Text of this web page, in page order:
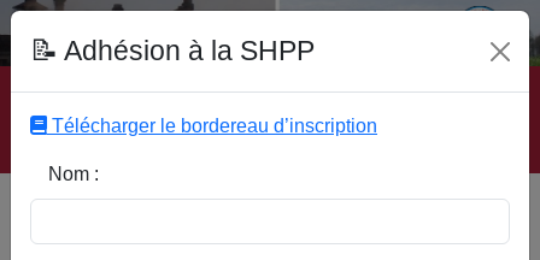
Accueil | Site SHPP | Auteurs | Editeurs | Rubriques |
Sous-Rubriques | Mots-Clefs | Contact
📝 Adhésion à la SHPP
Télécharger le bordereau d’inscription
Nom :